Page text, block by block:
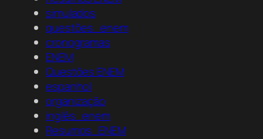
simulados
questões_enem
cronogramas
ENEM
Questões ENEM
espanhol
organização
inglês_enem
Resumos_ENEM